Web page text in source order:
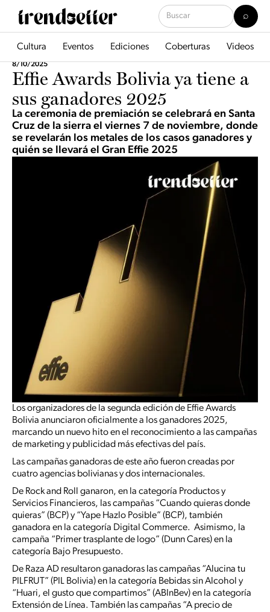
Cultura Eventos Ediciones Coberturas Videos
8/10/2025
Effie Awards Bolivia ya tiene a
sus ganadores 2025
La ceremonia de premiación se celebrará en Santa
Cruz de la sierra el viernes 7 de noviembre, donde
se revelarán los metales de los casos ganadores y
quién se llevará el Gran Effie 2025
Los organizadores de la segunda edición de Effie Awards
Bolivia anunciaron oficialmente a los ganadores 2025,
marcando un nuevo hito en el reconocimiento a las campañas
de marketing y publicidad más efectivas del país.
Las campañas ganadoras de este año fueron creadas por
cuatro agencias bolivianas y dos internacionales.
De Rock and Roll ganaron, en la categoría Productos y
Servicios Financieros, las campañas “Cuando quieras donde
quieras” (BCP) y “Yape Hazlo Posible” (BCP), también
ganadora en la categoría Digital Commerce. Asimismo, la
campaña “Primer trasplante de logo” (Dunn Cares) en la
categoría Bajo Presupuesto.
De Raza AD resultaron ganadoras las campañas “Alucina tu
PILFRUT” (PIL Bolivia) en la categoría Bebidas sin Alcohol y
“Huari, el gusto que compartimos” (ABInBev) en la categoría
Extensión de Línea. También las campañas “A precio de